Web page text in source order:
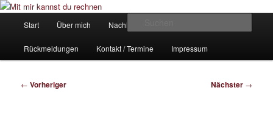
Zum
springenMit mir kannst du rechnen
Ein Mathe-Nachhilfe-Blog
Start Über mich Nachhilfe-Angebote
Rückmeldungen Kontakt / Termine Impressum
Beitragsnavigation
← Vorheriger Nächster →